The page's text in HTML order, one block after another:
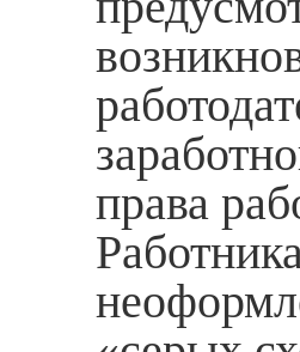
права